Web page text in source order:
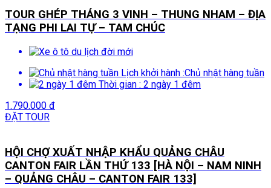
TOUR GHÉP THÁNG 3 VINH – THUNG NHAM – ĐỊA
TẠNG PHI LAI TỰ – TAM CHÚC
Lịch khởi hành :Chủ nhật hàng tuần
Thời gian : 2 ngày 1 đêm
1.790.000 đ
ĐẶT TOUR
HỘI CHỢ XUẤT NHẬP KHẨU QUẢNG CHÂU
CANTON FAIR LẦN THỨ 133 [HÀ NỘI – NAM NINH
– QUẢNG CHÂU – CANTON FAIR 133]